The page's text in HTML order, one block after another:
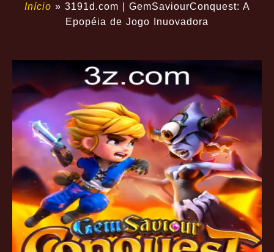
Início » 3191d.com | GemSaviourConquest: A
Epopéia de Jogo Inuovadora